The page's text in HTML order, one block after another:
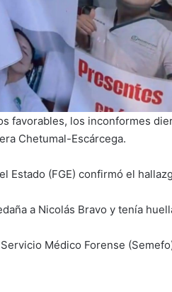
favorables, los inconformes
Chetumal-Escárcega.
Estado (FGE) confirmó el
a Nicolás Bravo y tenía
Médico Forense